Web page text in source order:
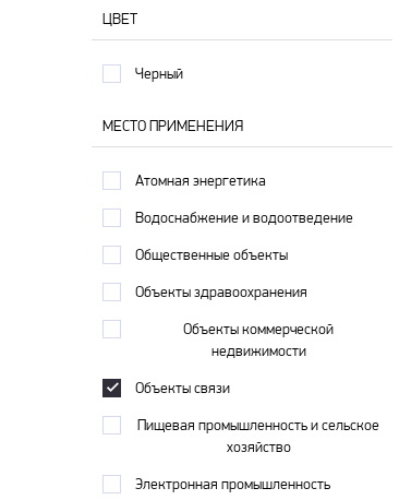
ЦВЕТ
Черный
МЕСТО ПРИМЕНЕНИЯ
Атомная энергетика
Водоснабжение и водоотведение
Общественные объекты
Объекты здравоохранения
Объекты коммерческой
недвижимости
Объекты связи
Пищевая промышленность и сельское
хозяйство
Электронная промышленность